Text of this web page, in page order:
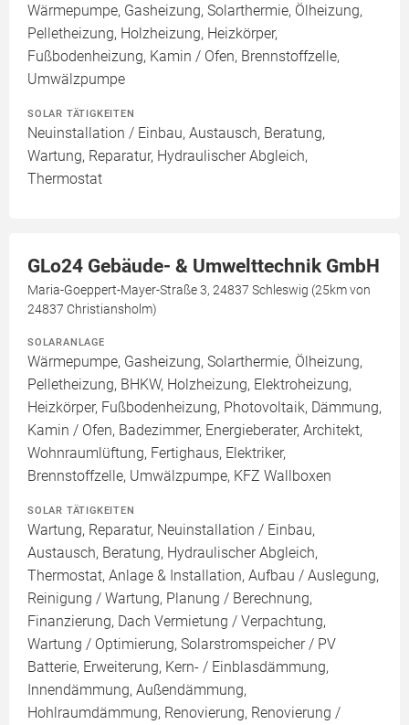
Wärmepumpe, Gasheizung, Solarthermie, Ölheizung,
Pelletheizung, Holzheizung, Heizkörper,
Fußbodenheizung, Kamin / Ofen, Brennstoffzelle,
Umwälzpumpe
SOLAR TÄTIGKEITEN
Neuinstallation / Einbau, Austausch, Beratung,
Wartung, Reparatur, Hydraulischer Abgleich,
Thermostat
GLo24 Gebäude- & Umwelttechnik GmbH
Maria-Goeppert-Mayer-Straße 3, 24837 Schleswig (25km von
24837 Christiansholm)
SOLARANLAGE
Wärmepumpe, Gasheizung, Solarthermie, Ölheizung,
Pelletheizung, BHKW, Holzheizung, Elektroheizung,
Heizkörper, Fußbodenheizung, Photovoltaik, Dämmung,
Kamin / Ofen, Badezimmer, Energieberater, Architekt,
Wohnraumlüftung, Fertighaus, Elektriker,
Brennstoffzelle, Umwälzpumpe, KFZ Wallboxen
SOLAR TÄTIGKEITEN
Wartung, Reparatur, Neuinstallation / Einbau,
Austausch, Beratung, Hydraulischer Abgleich,
Thermostat, Anlage & Installation, Aufbau / Auslegung,
Reinigung / Wartung, Planung / Berechnung,
Finanzierung, Dach Vermietung / Verpachtung,
Wartung / Optimierung, Solarstromspeicher / PV
Batterie, Erweiterung, Kern- / Einblasdämmung,
Innendämmung, Außendämmung,
Hohlraumdämmung, Renovierung, Renovierung /